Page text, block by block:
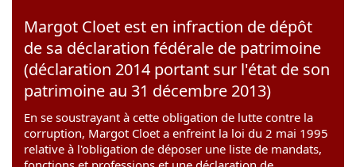
Margot Cloet est en infraction de dépôt
de sa déclaration fédérale de patrimoine
(déclaration 2014 portant sur l'état de son
patrimoine au 31 décembre 2013)
En se soustrayant à cette obligation de lutte contre la
corruption, Margot Cloet a enfreint la loi du 2 mai 1995
relative à l'obligation de déposer une liste de mandats,